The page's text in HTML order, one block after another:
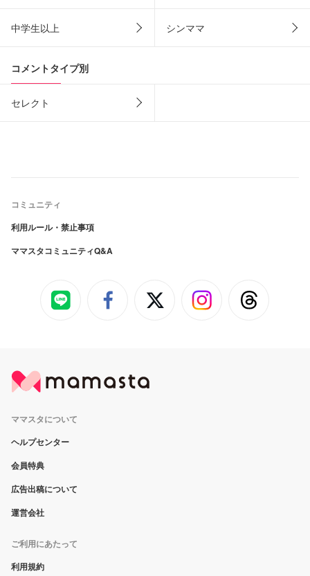
中学生以上 シンママ
コメントタイプ別
セレクト
コミュニティ
利用ルール・禁止事項
ママスタコミュニティQ&A
ママスタについて
ヘルプセンター
会員特典
広告出稿について
運営会社
ご利用にあたって
利用規約